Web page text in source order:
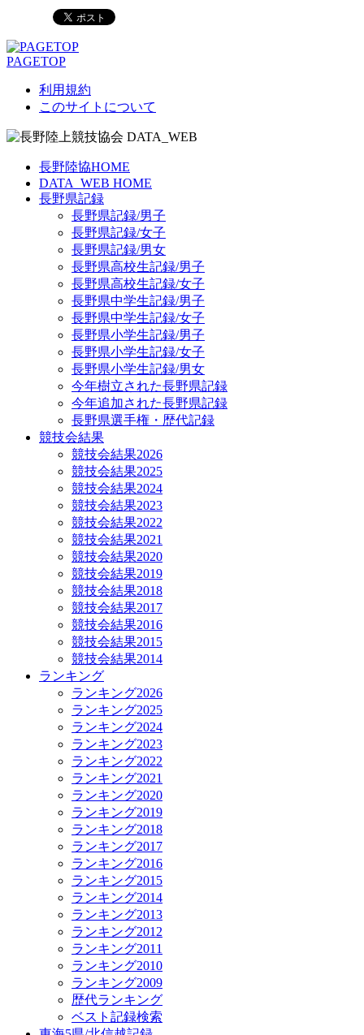
PAGETOP
利用規約
このサイトについて
長野陸協HOME
DATA_WEB HOME
長野県記録
長野県記録/男子
長野県記録/女子
長野県記録/男女
長野県高校生記録/男子
長野県高校生記録/女子
長野県中学生記録/男子
長野県中学生記録/女子
長野県小学生記録/男子
長野県小学生記録/女子
長野県小学生記録/男女
今年樹立された長野県記録
今年追加された長野県記録
長野県選手権・歴代記録
競技会結果
競技会結果2026
競技会結果2025
競技会結果2024
競技会結果2023
競技会結果2022
競技会結果2021
競技会結果2020
競技会結果2019
競技会結果2018
競技会結果2017
競技会結果2016
競技会結果2015
競技会結果2014
ランキング
ランキング2026
ランキング2025
ランキング2024
ランキング2023
ランキング2022
ランキング2021
ランキング2020
ランキング2019
ランキング2018
ランキング2017
ランキング2016
ランキング2015
ランキング2014
ランキング2013
ランキング2012
ランキング2011
ランキング2010
ランキング2009
歴代ランキング
ベスト記録検索